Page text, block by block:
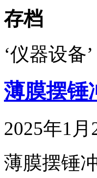
存档
‘仪器设备
薄膜摆锤
2025年1月
薄膜摆锤